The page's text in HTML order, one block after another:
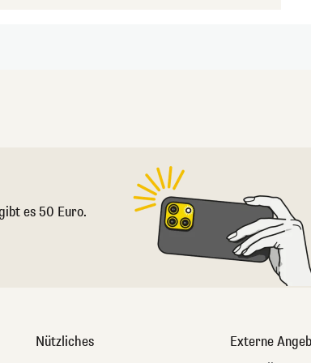
es 50 Euro.
Nützliches
Externe